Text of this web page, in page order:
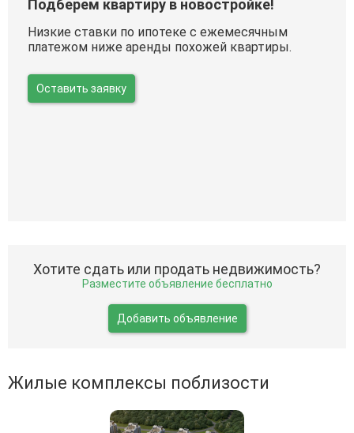
Подберем квартиру в новостройке!
Низкие ставки по ипотеке с ежемесячным
платежом ниже аренды похожей квартиры.
Оставить заявку
Хотите сдать или продать недвижимость?
Разместите объявление бесплатно
Добавить объявление
Жилые комплексы поблизости